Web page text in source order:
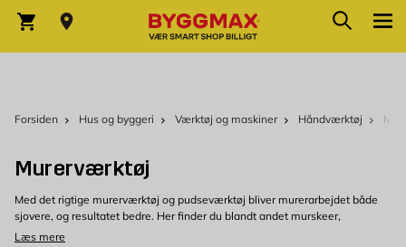
Indkøbskurv Søg
Forsiden Hus og byggeri Værktøj og maskiner Håndværktøj
Murerværktøj
Med det rigtige murerværktøj og pudseværktøj bliver murerarbejdet både
sjovere, og resultatet bedre. Her finder du blandt andet murskeer,
mørtelspande og pudsebrætter, værktøj, der er godt at have ved
Læs mere